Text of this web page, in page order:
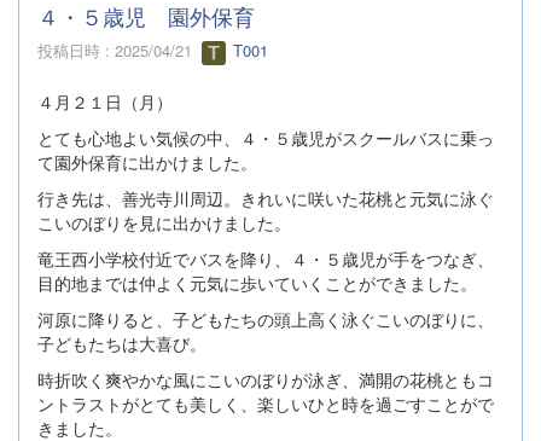
４・５歳児 園外保育
投稿日時 : 2025/04/21 T001
４月２１日（月）
とても心地よい気候の中、４・５歳児がスクールバスに乗っ
て園外保育に出かけました。
行き先は、善光寺川周辺。きれいに咲いた花桃と元気に泳ぐ
こいのぼりを見に出かけました。
竜王西小学校付近でバスを降り、４・５歳児が手をつなぎ、
目的地までは仲よく元気に歩いていくことができました。
河原に降りると、子どもたちの頭上高く泳ぐこいのぼりに、
子どもたちは大喜び。
時折吹く爽やかな風にこいのぼりが泳ぎ、満開の花桃ともコ
ントラストがとても美しく、楽しいひと時を過ごすことがで
きました。